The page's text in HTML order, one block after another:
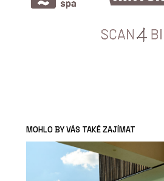
MOHLO BY VÁS TAKÉ ZAJÍMAT